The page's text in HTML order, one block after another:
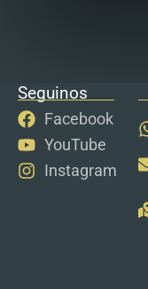
Seguinos
Facebook
YouTube
Instagram